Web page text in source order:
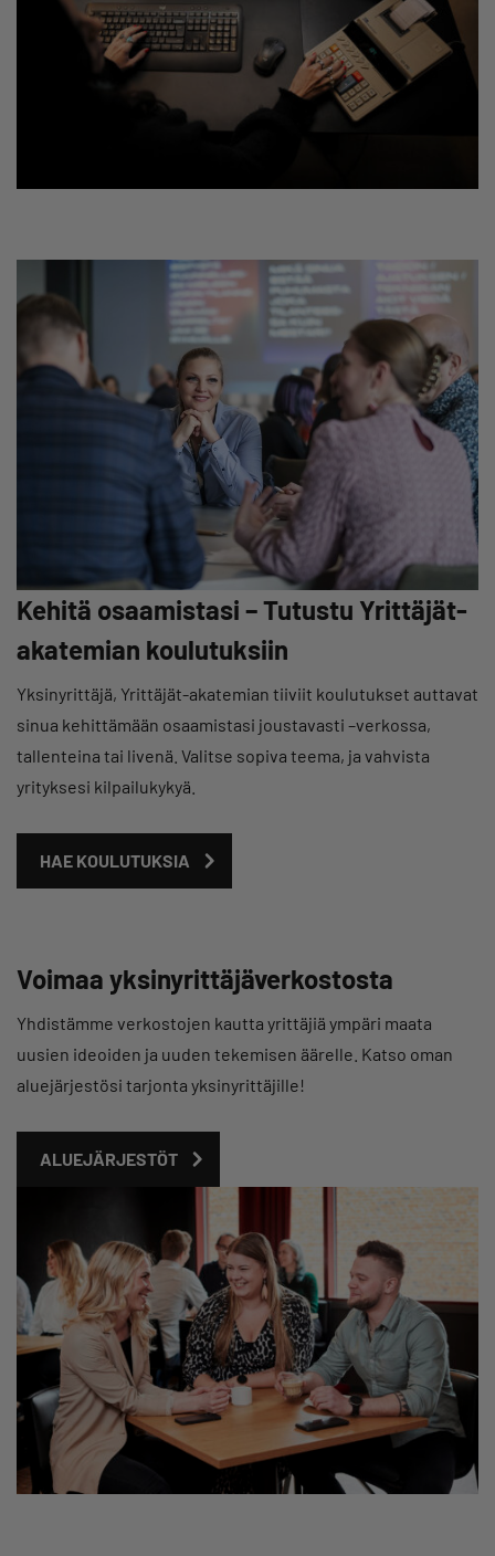
Kehitä osaamistasi – Tutustu Yrittäjät-
akatemian koulutuksiin
Yksinyrittäjä, Yrittäjät-akatemian tiiviit koulutukset auttavat
sinua kehittämään osaamistasi joustavasti –verkossa,
tallenteina tai livenä. Valitse sopiva teema, ja vahvista
yrityksesi kilpailukykyä.
HAE KOULUTUKSIA
Voimaa yksinyrittäjäverkostosta
Yhdistämme verkostojen kautta yrittäjiä ympäri maata
uusien ideoiden ja uuden tekemisen äärelle. Katso oman
aluejärjestösi tarjonta yksinyrittäjille!
ALUEJÄRJESTÖT